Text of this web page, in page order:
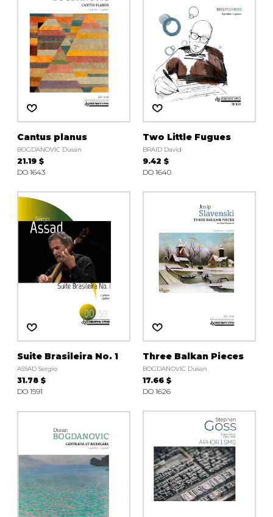
AUTRES PRODUITS
Cantus planus
BOGDANOVIC Dusan
21.19 $
DO 1643
Two Little Fugues
BRAID David
9.42 $
DO 1640
Suite Brasileira No. 1
ASSAD Sergio
31.78 $
DO 1591
Three Balkan Pieces
BOGDANOVIC Dusan
17.66 $
DO 1626